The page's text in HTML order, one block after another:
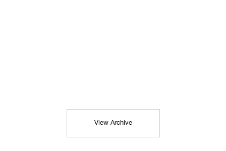
View Archive